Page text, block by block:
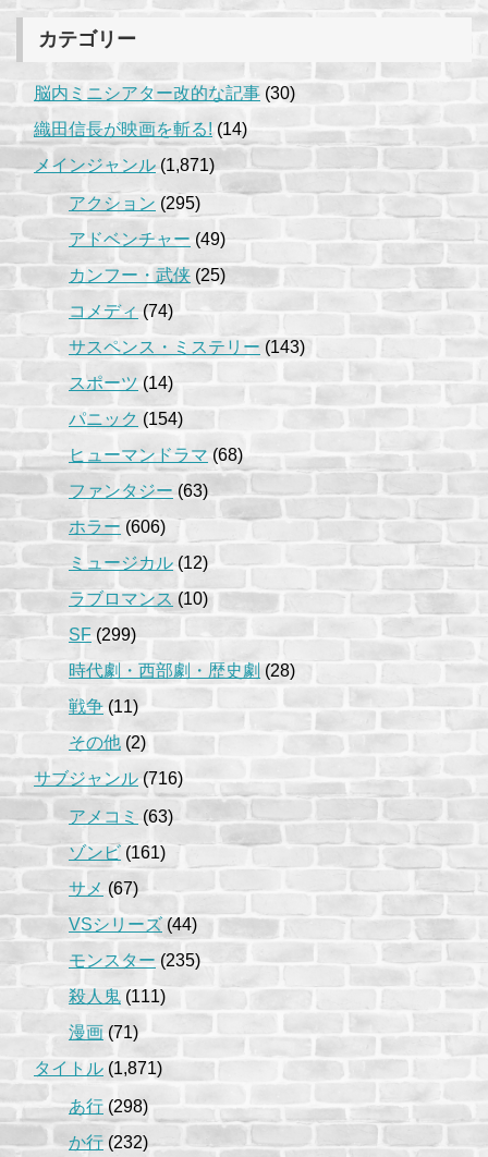
カテゴリー
脳内ミニシアター改的な記事 (30)
織田信長が映画を斬る! (14)
メインジャンル (1,871)
アクション (295)
アドベンチャー (49)
カンフー・武侠 (25)
コメディ (74)
サスペンス・ミステリー (143)
スポーツ (14)
パニック (154)
ヒューマンドラマ (68)
ファンタジー (63)
ホラー (606)
ミュージカル (12)
ラブロマンス (10)
SF (299)
時代劇・西部劇・歴史劇 (28)
戦争 (11)
その他 (2)
サブジャンル(716)
アメコミ (63)
ゾンビ (161)
サメ (67)
VSシリーズ (44)
モンスター (235)
殺人鬼 (111)
漫画 (71)
タイトル (1,871)
あ行 (298)
か行(232)